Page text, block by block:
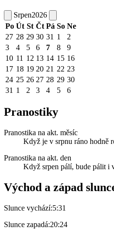
Srpen2026
Po Út St Čt Pá So Ne
27 28 29 30 31 1
2
3
4 5 6 7 8
9
10 11 12 13 14 15 16
17 18 19 20 21 22 23
24 25 26 27 28 29 30
31 1 2 3 4 5 6
Pranostiky
Pranostika na akt. měsíc
Když je v srpnu ráno hodně
Pranostika na akt. den
Když srpen pálí, bude pálit i
Východ a západ
Slunce vychází:5:31
Slunce zapadá:20:24